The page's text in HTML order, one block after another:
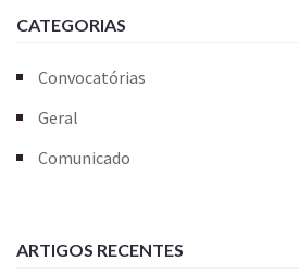
CATEGORIAS
Convocatórias
Geral
Comunicado
ARTIGOS RECENTES